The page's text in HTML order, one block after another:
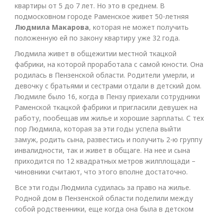
квартиры от 5 до 7 лет. Но это в среднем. В
подмосковном городе Раменское живет 50-летняя
Людмила Макарова, которая не может получить
положенную ей по закону квартиру уже 32 года.
Людмила живет в общежитии местной ткацкой
фабрики, на которой проработала с самой юности. Она
родилась в Пензенской области. Родители умерли, и
девочку с братьями и сестрами отдали в детский дом.
Людмиле было 16, когда в Пензу приехали сотрудники
Раменской ткацкой фабрики и пригласили девушек на
работу, пообещав им жилье и хорошие зарплаты. С тех
пор Людмила, которая за эти годы успела выйти
замуж, родить сына, развестись и получить 2-ю группу
инвалидности, так и живет в общаге. На нее и сына
приходится по 12 квадратных метров жилплощади –
чиновники считают, что этого вполне достаточно.
Все эти годы Людмила судилась за право на жилье.
Родной дом в Пензенской области поделили между
собой родственники, еще когда она была в детском